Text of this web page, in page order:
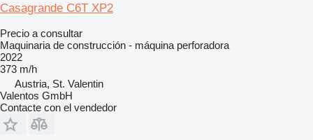
Casagrande C6T XP2
Precio a consultar
Maquinaria de construcción - máquina perforadora
2022
373 m/h
Austria, St. Valentin
Valentos GmbH
Contacte con el vendedor